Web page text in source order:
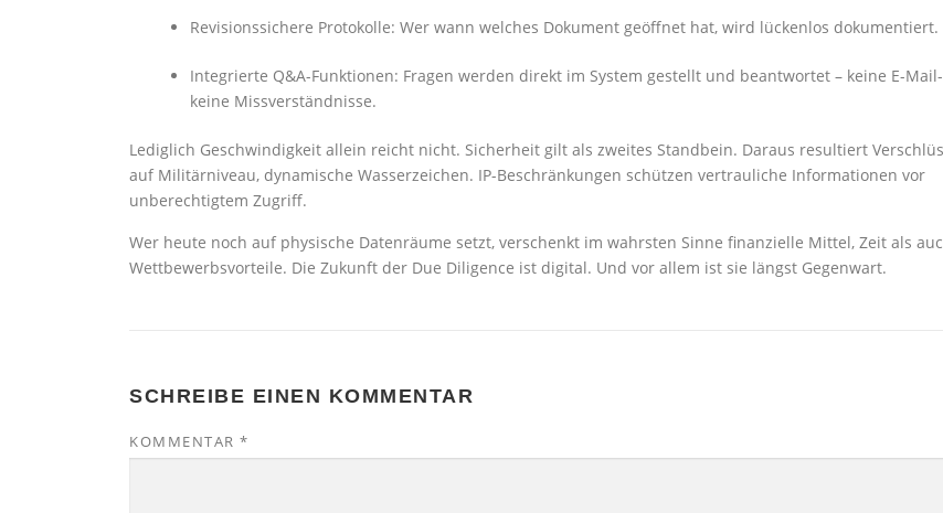
Revisionssichere Protokolle: Wer wann welches Dokument geöffnet hat, wird lückenlos dokumentiert.​
Integrierte Q&A-Funktionen: Fragen werden direkt im System gestellt und beantwortet – keine E-
keine Missverständnisse.​
Lediglich Geschwindigkeit allein reicht nicht. Sicherheit gilt als zweites Standbein. Daraus resultiert
auf Militärniveau, dynamische Wasserzeichen. IP-Beschränkungen schützen vertrauliche Informationen vor
unberechtigtem Zugriff.
Wer heute noch auf physische Datenräume setzt, verschenkt im wahrsten Sinne finanzielle Mittel, Zeit als
Wettbewerbsvorteile. Die Zukunft der Due Diligence ist digital. Und vor allem ist sie längst Gegenwart.
SCHREIBE EINEN KOMMENTAR
KOMMENTAR *